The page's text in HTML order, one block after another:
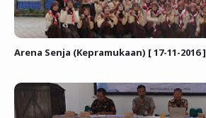
Arena Senja (Kepramukaan) [ 17-11-2016 ]